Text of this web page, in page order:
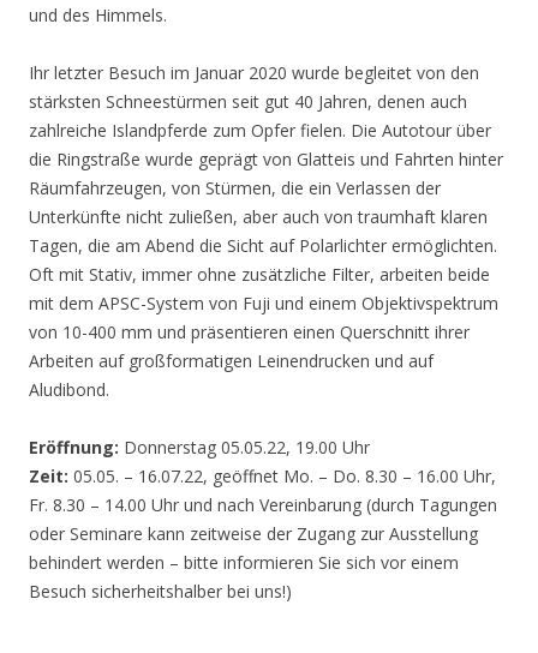
und des Himmels.
Ihr letzter Besuch im Januar 2020 wurde begleitet von den
stärksten Schneestürmen seit gut 40 Jahren, denen auch
zahlreiche Islandpferde zum Opfer fielen. Die Autotour über
die Ringstraße wurde geprägt von Glatteis und Fahrten hinter
Räumfahrzeugen, von Stürmen, die ein Verlassen der
Unterkünfte nicht zuließen, aber auch von traumhaft klaren
Tagen, die am Abend die Sicht auf Polarlichter ermöglichten.
Oft mit Stativ, immer ohne zusätzliche Filter, arbeiten beide
mit dem APSC-System von Fuji und einem Objektivspektrum
von 10-400 mm und präsentieren einen Querschnitt ihrer
Arbeiten auf großformatigen Leinendrucken und auf
Aludibond.
Eröffnung: Donnerstag 05.05.22, 19.00 Uhr
Zeit: 05.05. – 16.07.22, geöffnet Mo. – Do. 8.30 – 16.00 Uhr,
Fr. 8.30 – 14.00 Uhr und nach Vereinbarung (durch Tagungen
oder Seminare kann zeitweise der Zugang zur Ausstellung
behindert werden – bitte informieren Sie sich vor einem
Besuch sicherheitshalber bei uns!)